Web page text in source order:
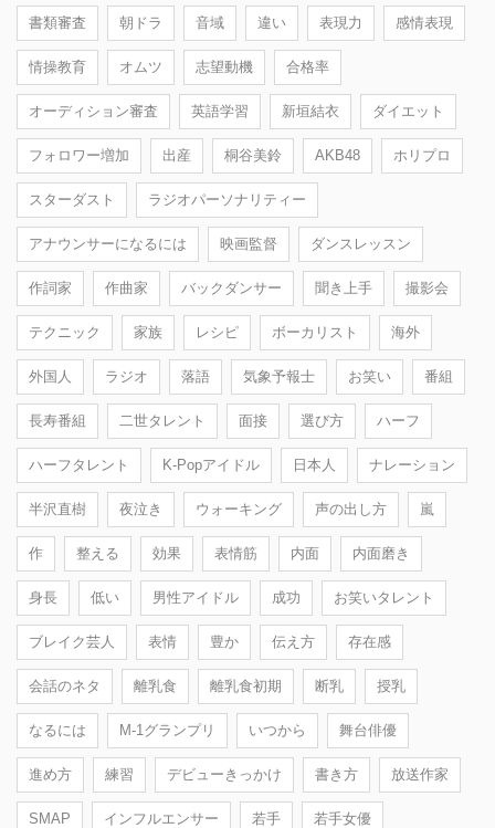
書類審査 朝ドラ 音域 違い 表現力 感情表現
情操教育 オムツ 志望動機 合格率
オーディション審査 英語学習 新垣結衣 ダイエット
フォロワー増加 出産 桐谷美鈴 AKB48 ホリプロ
スターダスト ラジオパーソナリティー
アナウンサーになるには 映画監督 ダンスレッスン
作詞家 作曲家 バックダンサー 聞き上手 撮影会
テクニック 家族 レシピ ボーカリスト 海外
外国人 ラジオ 落語 気象予報士 お笑い 番組
長寿番組 二世タレント 面接 選び方 ハーフ
ハーフタレント K-Popアイドル 日本人 ナレーション
半沢直樹 夜泣き ウォーキング 声の出し方 嵐
作 整える 効果 表情筋 内面 内面磨き
身長 低い 男性アイドル 成功 お笑いタレント
ブレイク芸人 表情 豊か 伝え方 存在感
会話のネタ 離乳食 離乳食初期 断乳 授乳
なるには M-1グランプリ いつから 舞台俳優
進め方 練習 デビューきっかけ 書き方 放送作家
SMAP インフルエンサー 若手 若手女優